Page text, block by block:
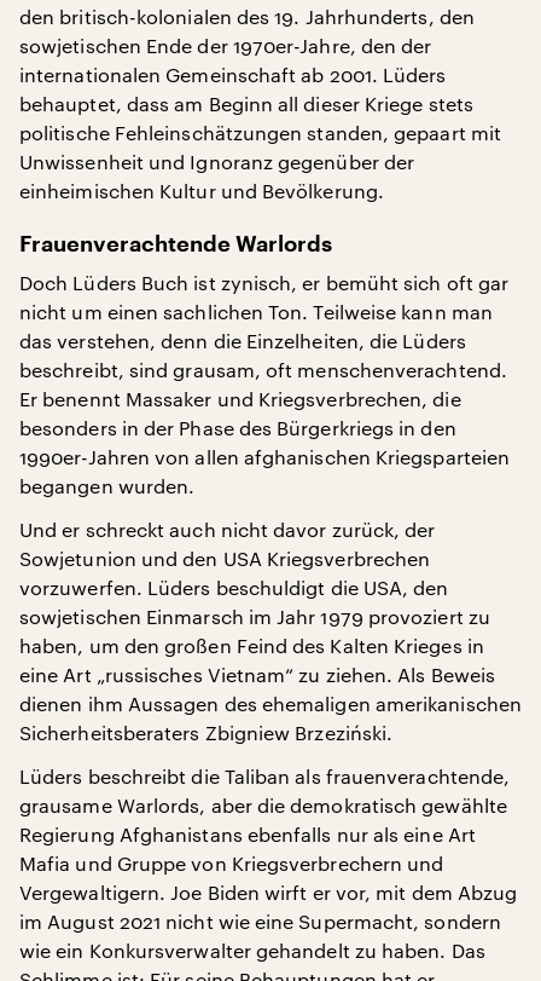
den britisch-kolonialen des 19. Jahrhunderts, den
sowjetischen Ende der 1970er-Jahre, den der
internationalen Gemeinschaft ab 2001. Lüders
behauptet, dass am Beginn all dieser Kriege stets
politische Fehleinschätzungen standen, gepaart mit
Unwissenheit und Ignoranz gegenüber der
einheimischen Kultur und Bevölkerung.
Frauenverachtende Warlords
Doch Lüders Buch ist zynisch, er bemüht sich oft gar
nicht um einen sachlichen Ton. Teilweise kann man
das verstehen, denn die Einzelheiten, die Lüders
beschreibt, sind grausam, oft menschenverachtend.
Er benennt Massaker und Kriegsverbrechen, die
besonders in der Phase des Bürgerkriegs in den
1990er-Jahren von allen afghanischen Kriegsparteien
begangen wurden.
Und er schreckt auch nicht davor zurück, der
Sowjetunion und den USA Kriegsverbrechen
vorzuwerfen. Lüders beschuldigt die USA, den
sowjetischen Einmarsch im Jahr 1979 provoziert zu
haben, um den großen Feind des Kalten Krieges in
eine Art „russisches Vietnam“ zu ziehen. Als Beweis
dienen ihm Aussagen des ehemaligen amerikanischen
Sicherheitsberaters Zbigniew Brzeziński.
Lüders beschreibt die Taliban als frauenverachtende,
grausame Warlords, aber die demokratisch gewählte
Regierung Afghanistans ebenfalls nur als eine Art
Mafia und Gruppe von Kriegsverbrechern und
Vergewaltigern. Joe Biden wirft er vor, mit dem Abzug
im August 2021 nicht wie eine Supermacht, sondern
wie ein Konkursverwalter gehandelt zu haben. Das